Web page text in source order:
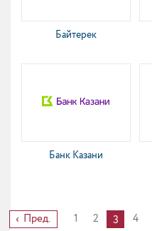
Байтерек
Банк Казани
Пред. 1 2 3 4